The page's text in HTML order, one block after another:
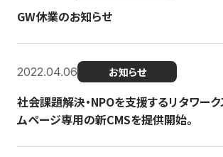
GW休業のお知らせ
2022.04.06 お知らせ
社会課題解決・NPOを支援するリタワーク
ムページ専用の新CMSを提供開始。